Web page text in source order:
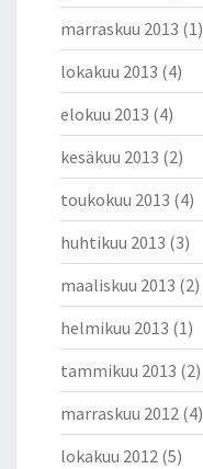
marraskuu 2013 (1)
lokakuu 2013 (4)
elokuu 2013 (4)
kesäkuu 2013 (2)
toukokuu 2013 (4)
huhtikuu 2013 (3)
maaliskuu 2013 (2)
helmikuu 2013 (1)
tammikuu 2013 (2)
marraskuu 2012 (4)
lokakuu 2012 (5)